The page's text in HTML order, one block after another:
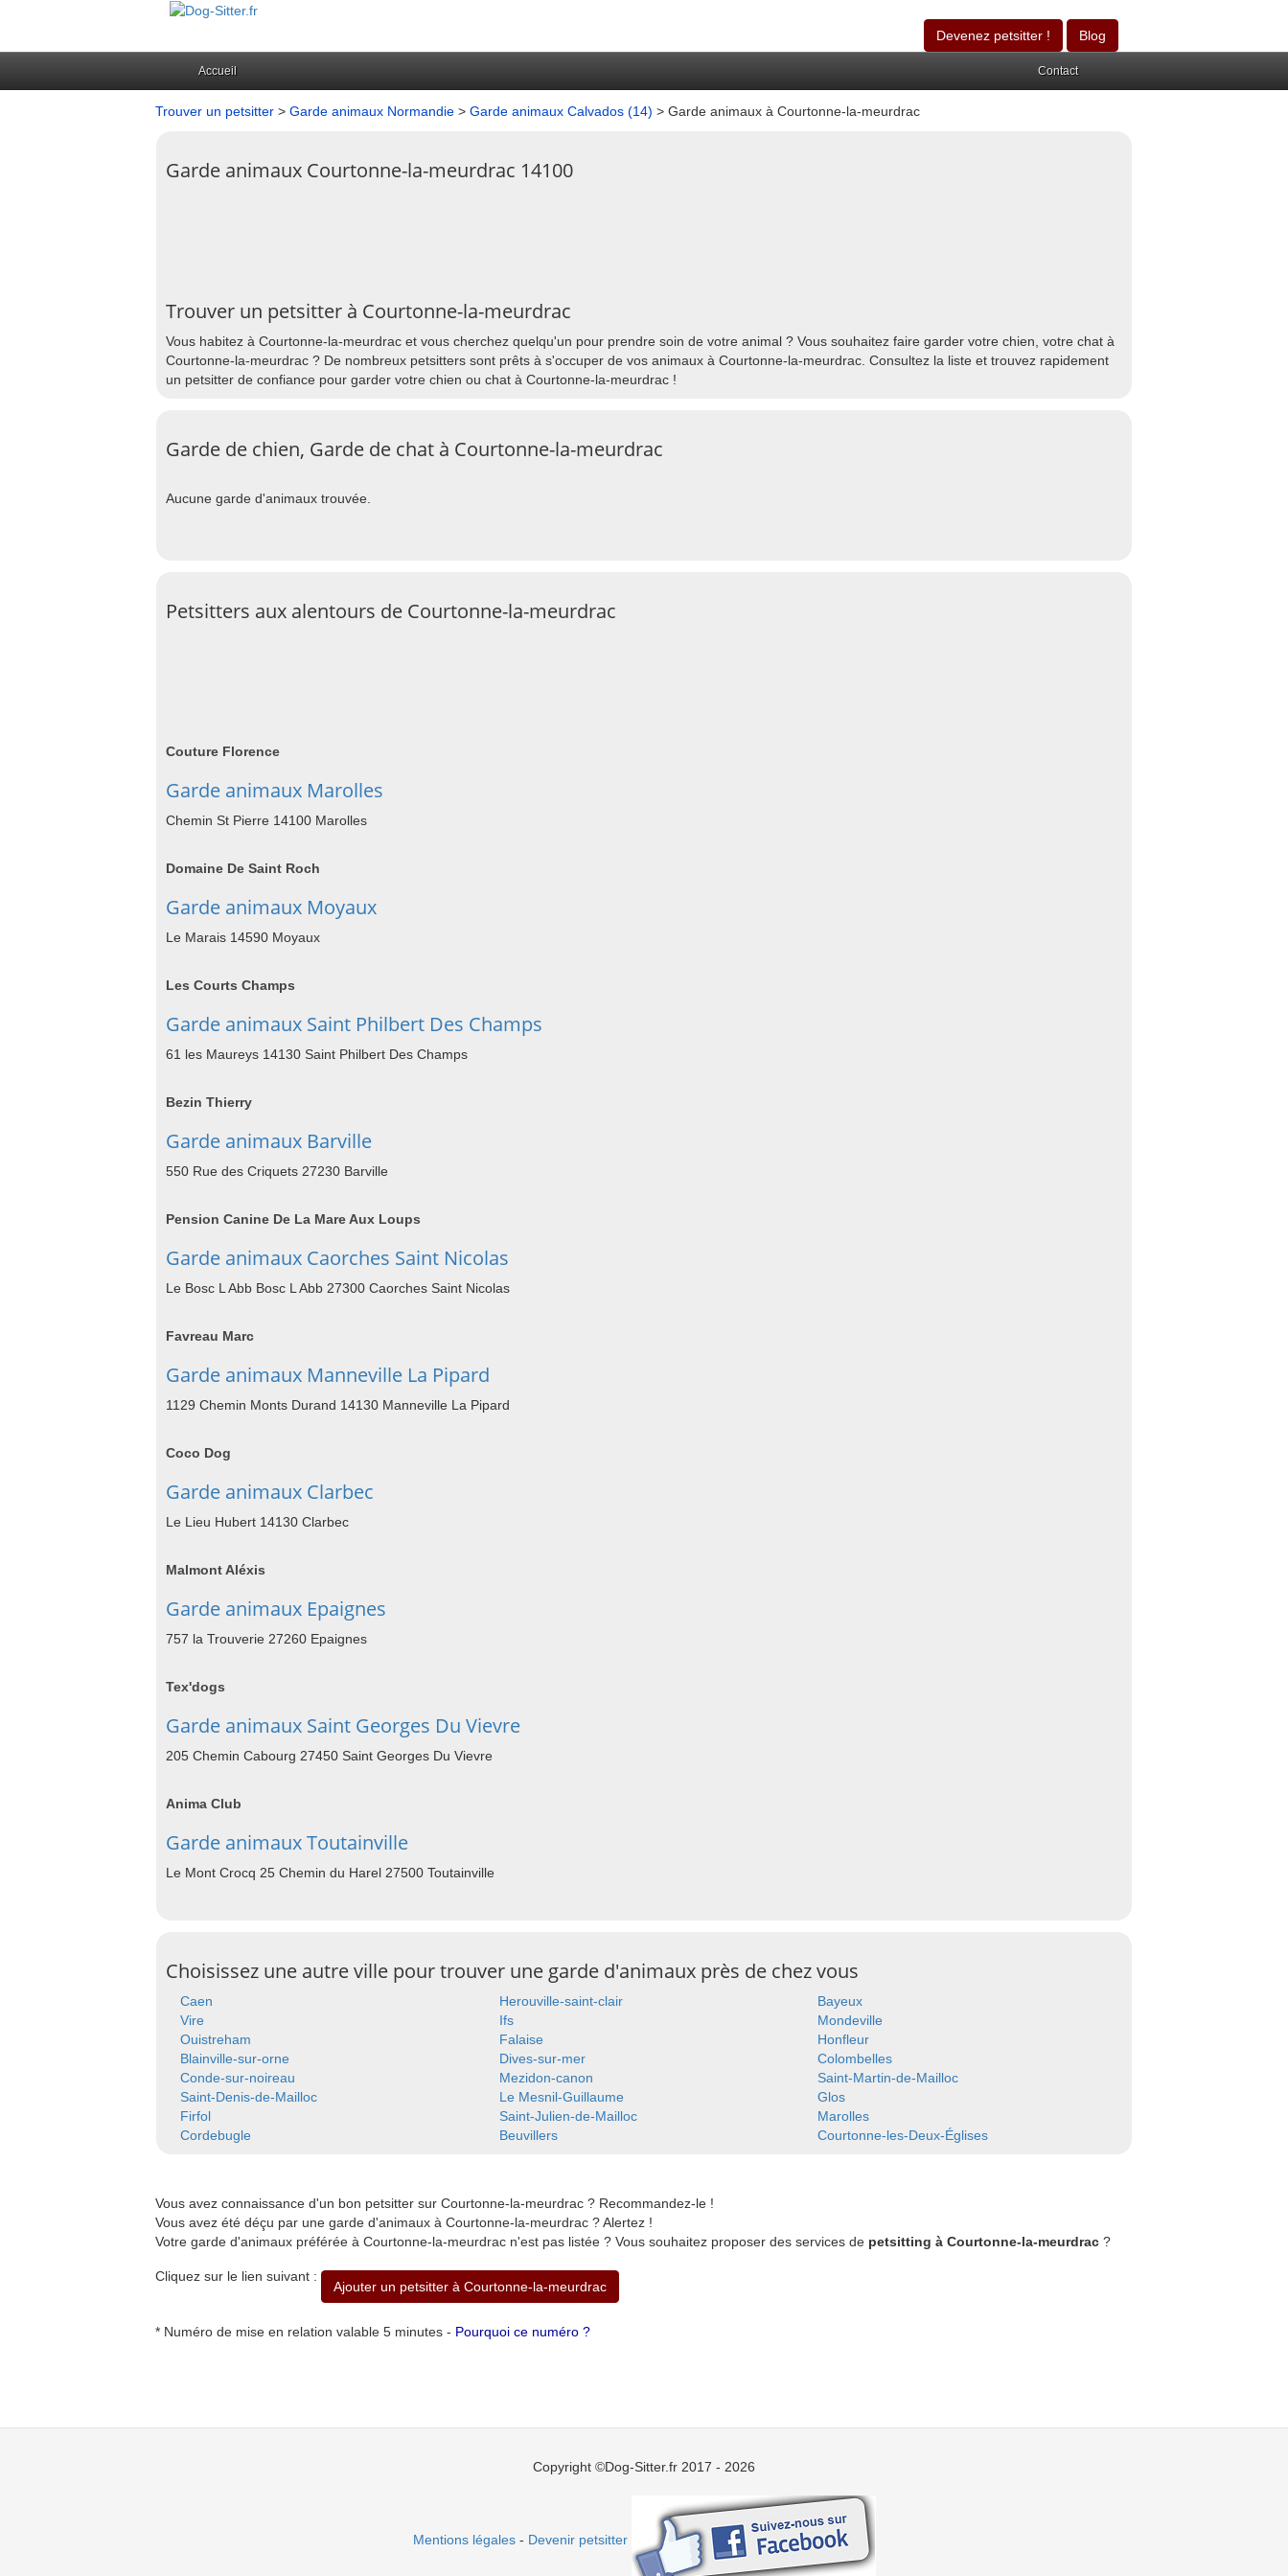
Devenez petsitter ! Blog
Accueil Contact
Trouver un petsitter > Garde animaux Normandie > Garde animaux Calvados (14) > Garde animaux à Courtonne-la-meurdrac
Garde animaux Courtonne-la-meurdrac 14100
Trouver un petsitter à Courtonne-la-meurdrac
Vous habitez à Courtonne-la-meurdrac et vous cherchez quelqu'un pour prendre soin de votre animal ? Vous souhaitez faire garder votre chien, votre chat à
Courtonne-la-meurdrac ? De nombreux petsitters sont prêts à s'occuper de vos animaux à Courtonne-la-meurdrac. Consultez la liste et trouvez rapidement
un petsitter de confiance pour garder votre chien ou chat à Courtonne-la-meurdrac !
Garde de chien, Garde de chat à Courtonne-la-meurdrac
Aucune garde d'animaux trouvée.
Petsitters aux alentours de Courtonne-la-meurdrac
Couture Florence
Garde animaux Marolles
Chemin St Pierre 14100 Marolles
Domaine De Saint Roch
Garde animaux Moyaux
Le Marais 14590 Moyaux
Les Courts Champs
Garde animaux Saint Philbert Des Champs
61 les Maureys 14130 Saint Philbert Des Champs
Bezin Thierry
Garde animaux Barville
550 Rue des Criquets 27230 Barville
Pension Canine De La Mare Aux Loups
Garde animaux Caorches Saint Nicolas
Le Bosc L Abb Bosc L Abb 27300 Caorches Saint Nicolas
Favreau Marc
Garde animaux Manneville La Pipard
1129 Chemin Monts Durand 14130 Manneville La Pipard
Coco Dog
Garde animaux Clarbec
Le Lieu Hubert 14130 Clarbec
Malmont Aléxis
Garde animaux Epaignes
757 la Trouverie 27260 Epaignes
Tex'dogs
Garde animaux Saint Georges Du Vievre
205 Chemin Cabourg 27450 Saint Georges Du Vievre
Anima Club
Garde animaux Toutainville
Le Mont Crocq 25 Chemin du Harel 27500 Toutainville
Choisissez une autre ville pour trouver une garde d'animaux près de chez vous
Caen Herouville-saint-clair
Bayeux
Vire
Ifs
Mondeville
Ouistreham
Falaise
Honfleur
Blainville-sur-orne
Dives-sur-mer
Colombelles
Conde-sur-noireau
Mezidon-canon
Saint-Martin-de-Mailloc
Saint-Denis-de-Mailloc
Le Mesnil-Guillaume
Glos
Firfol
Saint-Julien-de-Mailloc
Marolles
Cordebugle
Beuvillers Courtonne-les-Deux-Églises
Vous avez connaissance d'un bon petsitter sur Courtonne-la-meurdrac ? Recommandez-le !
Vous avez été déçu par une garde d'animaux à Courtonne-la-meurdrac ? Alertez !
Votre garde d'animaux préférée à Courtonne-la-meurdrac n'est pas listée ? Vous souhaitez proposer des services de petsitting à Courtonne-la-meurdrac ?
Cliquez sur le lien suivant :
Ajouter un petsitter à Courtonne-la-meurdrac
* Numéro de mise en relation valable 5 minutes - Pourquoi ce numéro ?
Copyright ©Dog-Sitter.fr 2017 - 2026
Mentions légales- Devenir petsitter